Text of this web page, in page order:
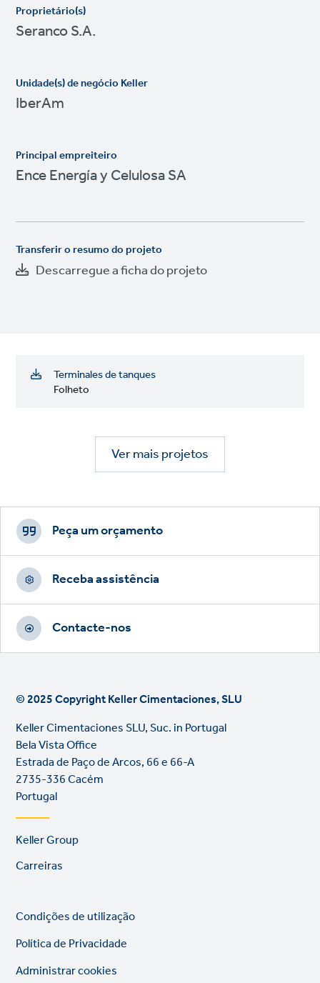
Proprietário(s)
Seranco S.A.
Unidade(s) de negócio Keller
IberAm
Principal empreiteiro
Ence Energía y Celulosa SA
Transferir o resumo do projeto
Descarregue a ficha do projeto
Terminales de tanques
Folheto
Ver mais projetos
Footer
CTAs
Peça um orçamento
Receba assistência
Contacte-nos
© 2025 Copyright Keller Cimentaciones, SLU
Keller Cimentaciones SLU, Suc. in Portugal
Bela Vista Office
Estrada de Paço de Arcos, 66 e 66-A
2735-336 Cacém
Portugal
Footer
links
Keller Group
Carreiras
Legal
Condições de utilização
Política de Privacidade
Administrar cookies